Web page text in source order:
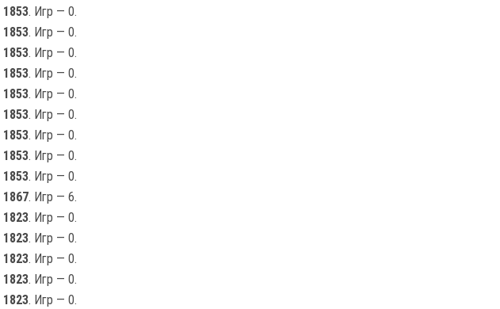
1853. Игр — 0.
1853. Игр — 0.
1853. Игр — 0.
1853. Игр — 0.
1853. Игр — 0.
1853. Игр — 0.
1853. Игр — 0.
1853. Игр — 0.
1853. Игр — 0.
1867. Игр — 6.
1823. Игр — 0.
1823. Игр — 0.
1823. Игр — 0.
1823. Игр — 0.
1823. Игр — 0.